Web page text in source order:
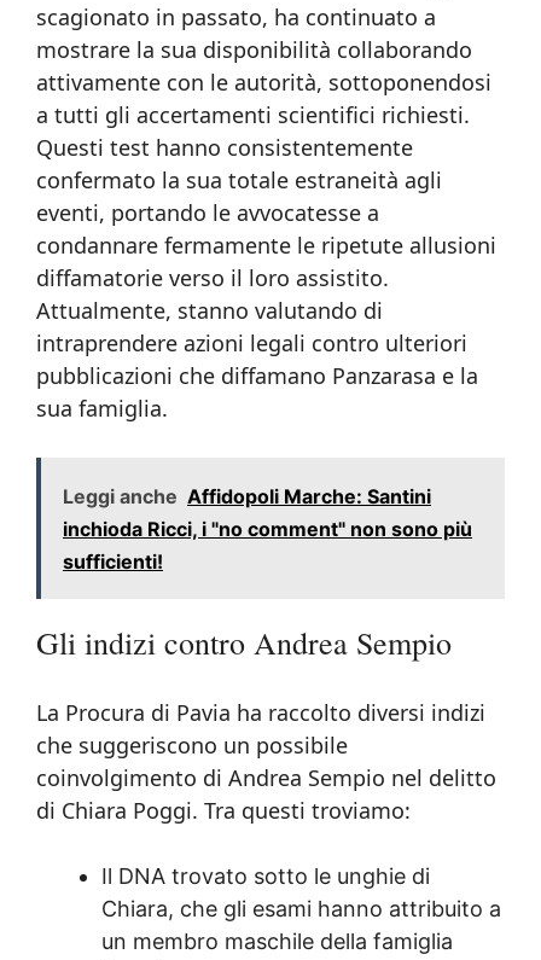
scagionato in passato, ha continuato a
mostrare la sua disponibilità collaborando
attivamente con le autorità, sottoponendosi
a tutti gli accertamenti scientifici richiesti.
Questi test hanno consistentemente
confermato la sua totale estraneità agli
eventi, portando le avvocatesse a
condannare fermamente le ripetute allusioni
diffamatorie verso il loro assistito.
Attualmente, stanno valutando di
intraprendere azioni legali contro ulteriori
pubblicazioni che diffamano Panzarasa e la
sua famiglia.
Leggi anche Affidopoli Marche: Santini
inchioda Ricci, i "no comment" non sono più
sufficienti!
Gli indizi contro Andrea Sempio
La Procura di Pavia ha raccolto diversi indizi
che suggeriscono un possibile
coinvolgimento di Andrea Sempio nel delitto
di Chiara Poggi. Tra questi troviamo:
Il DNA trovato sotto le unghie di
Chiara, che gli esami hanno attribuito a
un membro maschile della famiglia